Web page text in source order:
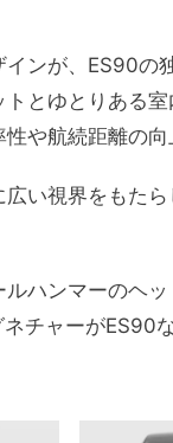
ンが、ES90の
とゆとりある
や航続距離の向
い視界をもた
ハンマーのヘ
チャーがES90